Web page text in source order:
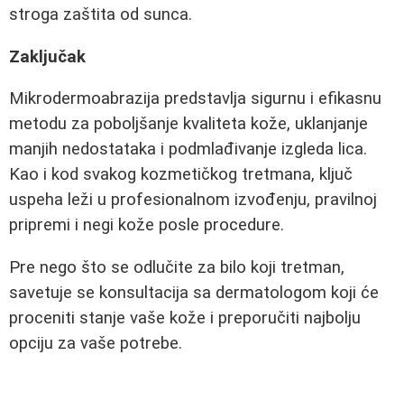
stroga zaštita od sunca.
Zaključak
Mikrodermoabrazija predstavlja sigurnu i efikasnu
metodu za poboljšanje kvaliteta kože, uklanjanje
manjih nedostataka i podmlađivanje izgleda lica.
Kao i kod svakog kozmetičkog tretmana, ključ
uspeha leži u profesionalnom izvođenju, pravilnoj
pripremi i negi kože posle procedure.
Pre nego što se odlučite za bilo koji tretman,
savetuje se konsultacija sa dermatologom koji će
proceniti stanje vaše kože i preporučiti najbolju
opciju za vaše potrebe.